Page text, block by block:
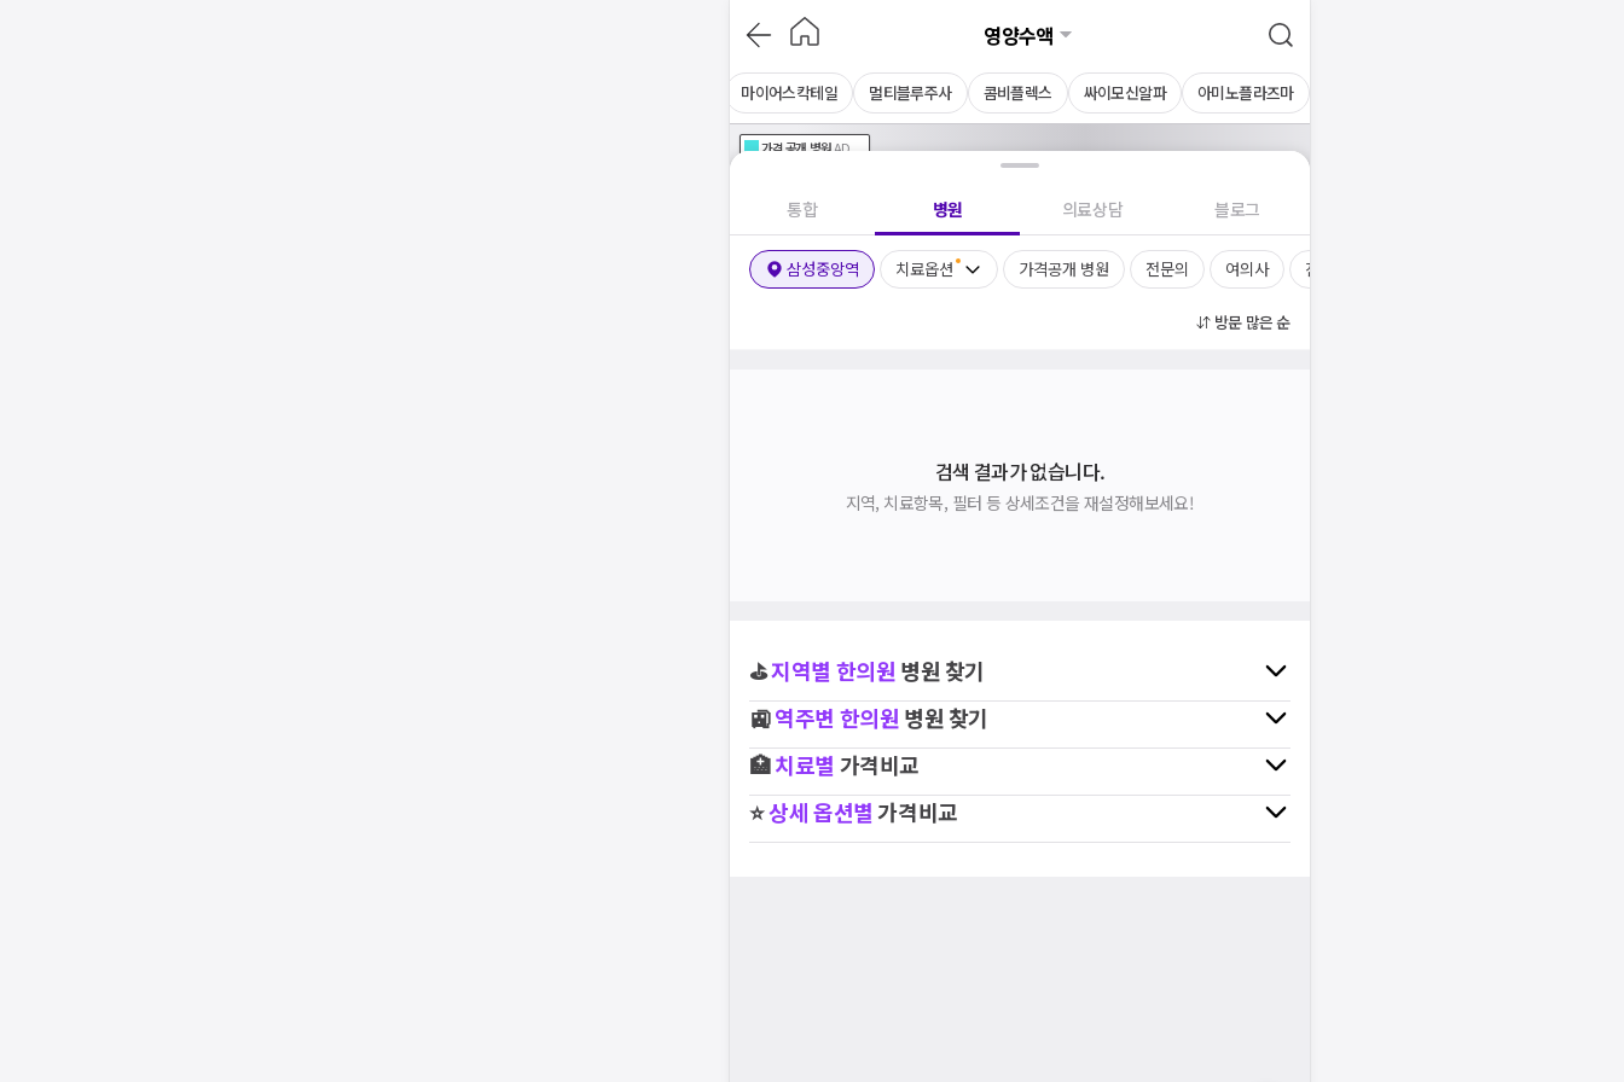
영양수액
마이어스칵테일 멀티블루주사 콤비플렉스 싸이모신알파 아미노플라즈마
가격공개 병원AD
통합 병원 의료상담 블로그
삼성중앙역 치료옵션 가격공개 병원 전문의 여의사 진료시간
방문 많은 순
검색 결과가 없습니다.
지역, 치료항목, 필터 등 상세조건을 재설정해보세요!
⛳지역별 한의원 병원 찾기
🚉역주변 한의원 병원 찾기
🏥치료별 가격비교
⭐상세 옵션별가격비교